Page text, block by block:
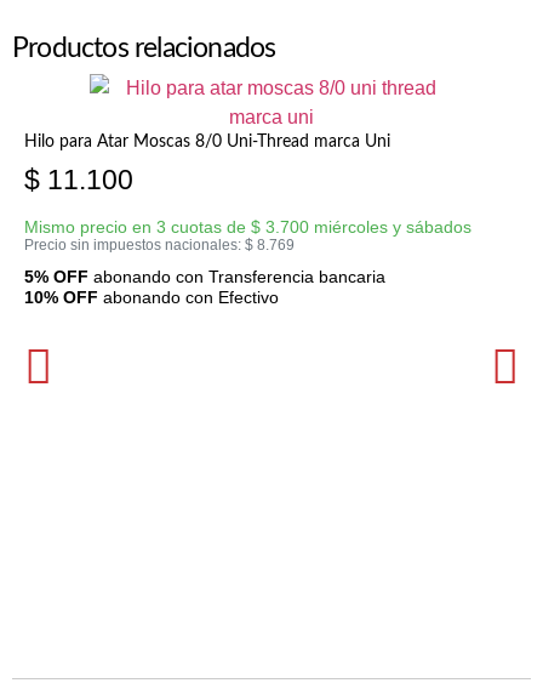
Productos relacionados
Hilo para Atar Moscas 8/0 Uni-Thread marca Uni
$ 11.100
Mismo precio en 3 cuotas de $ 3.700 miércoles y sábados
Precio sin impuestos nacionales: $ 8.769
5% OFF abonando con Transferencia bancaria
10% OFF abonando con Efectivo